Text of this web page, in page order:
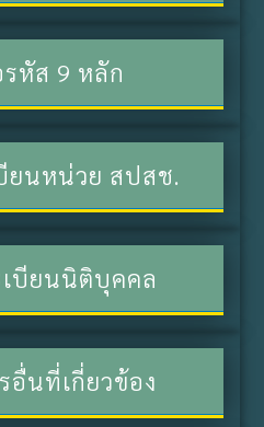
หัส 9 หลัก
ยนหน่วย สปสช.
บียนนิติบุคคล
อื่นที่เกี่ยวข้อง